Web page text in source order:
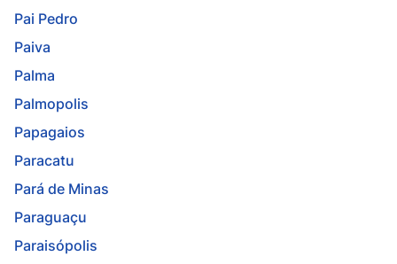
Pai Pedro
Paiva
Palma
Palmopolis
Papagaios
Paracatu
Pará de Minas
Paraguaçu
Paraisópolis